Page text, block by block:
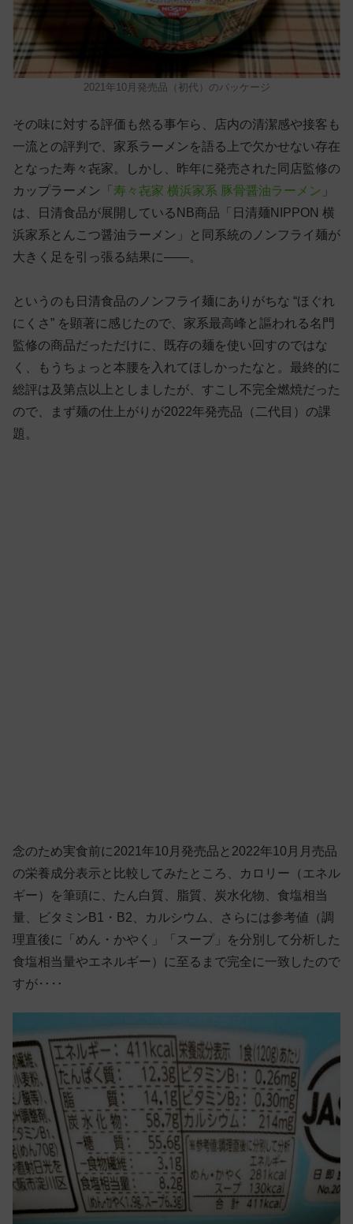
2021年10月発売品（初代）のパッケージ
その味に対する評価も然る事乍ら、店内の清潔感や接客も
一流との評判で、家系ラーメンを語る上で欠かせない存在
となった寿々㐂家。しかし、昨年に発売された同店監修の
カップラーメン「 寿々㐂家 横浜家系 豚骨醤油ラーメン 」
は、日清食品が展開しているNB商品「日清麺NIPPON 横
浜家系とんこつ醤油ラーメン」と同系統のノンフライ麺が
大きく足を引っ張る結果に——。
というのも日清食品のノンフライ麺にありがちな “ほぐれ
にくさ” を顕著に感じたので、家系最高峰と謳われる名門
監修の商品だっただけに、既存の麺を使い回すのではな
く、もうちょっと本腰を入れてほしかったなと。最終的に
総評は及第点以上としましたが、すこし不完全燃焼だった
ので、まず麺の仕上がりが2022年発売品（二代目）の課
題。
念のため実食前に2021年10月発売品と2022年10月月売品
の栄養成分表示と比較してみたところ、カロリー（エネル
ギー）を筆頭に、たん白質、脂質、炭水化物、食塩相当
量、ビタミンB1・B2、カルシウム、さらには参考値（調
理直後に「めん・かやく」「スープ」を分別して分析した
食塩相当量やエネルギー）に至るまで完全に一致したので
すが‥‥